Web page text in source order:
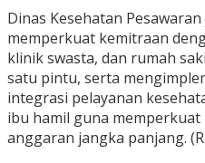
Dinas Kesehatan
memperkuat kemitraan
klinik swasta, dan rumah
satu pintu, serta
integrasi pelayanan
ibu hamil guna
anggaran jangka panjang.